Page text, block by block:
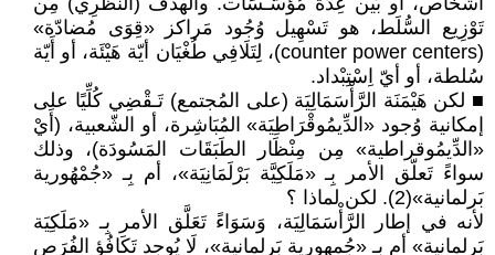
تَوْزِيع السُّلَط، هو تَسْهِيل وُجُود مَراكز «قِوَى مُضادّة»
(counter power centers)، لِتَلَافِي طُغْيَان أيّة هَيْئَة، أو أَيّة
سُلطة، أو أيّ اِسْتِبْداد.
■ لكن هَيْمَنَة الرَّأْسَمَالِيَة (على المُجتمع) تَـقْضِي كُلِّيًا على
إمكانية وُجود «الدِّيمُوقْرَاطِيَة» المُبَاشِرة، أو الشّعبية، (أَيْ
«الدِّيمُوقراطية» مِن مِنْظَار الطَبَقَات المَسُودَة)، وذلك
سواءً تَعلّق الأمر بِـ «مَلَكِيَّة بَرْلَمَانِيَة»، أم بِـ «جُمْهُورية
بَرلمانية»(2). لكن لماذا ؟
لأنه في إطار الرَّأْسَمَالِيَة، وَسَوَاءً تَعَلَّق الأمر بِـ «مَلَكِيَة
بَرلمانية» أم بِـ «جُمهورية بَرلمانية»، لَا يُوجد تَكَافُؤ الفُرَص